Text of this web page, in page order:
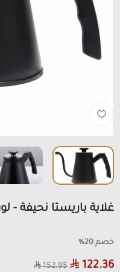
غلاية باريستا نحيفة - لون
خصم 20%
122.36
152.95